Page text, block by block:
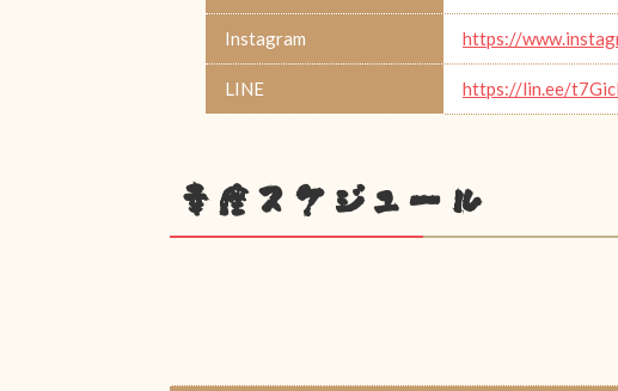
Instagram https://
LINE https://lin.ee/
幸座スケジュール